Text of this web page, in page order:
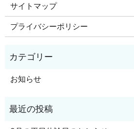
サイトマップ
プライバシーポリシー
お知らせ